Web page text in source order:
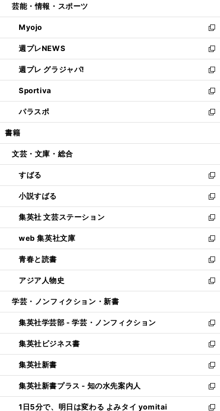
開
く
ウ
で
開
く
ン
ド
ウ
で
開
く
ウ
ィ
ン
ド
ウ
で
開
く
芸能・情報・スポーツ
Myojo
新
し
い
ウ
ィ
ン
ド
ウ
で
開
週プレNEWS
新
し
い
ウ
ィ
ン
ド
ウ
開
週プレ グラジャパ!
新
し
い
ウ
ィ
ン
ウ
開
く
Sportiva
新
し
い
ウ
ン
ウ
で
開
く
パラスポ
新
し
ウ
ン
ド
ウ
で
開
く
書籍
文芸・文庫・総合
すばる
新
し
い
ウ
ィ
ン
ド
ウ
で
開
く
小説すばる
新
し
い
ウ
ィ
ン
ド
ウ
で
開
集英社 文芸ステーション
新
し
い
ウ
ィ
ン
ド
ウ
開
く
web 集英社文庫
新
し
い
ウ
ィ
ン
ウ
で
開
く
青春と読書
新
し
い
ウ
ン
ド
ウ
で
開
く
アジア人物史
新
し
ウ
ィ
ン
ド
ウ
で
開
く
学芸・ノンフィクション・新書
集英社学芸部 - 学芸・ノンフィクション
新
し
い
ウ
ィ
ン
ド
ウ
で
集英社ビジネス書
新
し
い
ウ
ィ
ン
ド
集英社新書
新
し
い
ウ
ィ
集英社新書プラス - 知の水先案内人
新
し
い
1日5分で、明日は変わる よみタイ yomitai
新